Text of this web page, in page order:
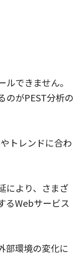
できません。
のがPEST分析の
トレンドに合わ
により、さまざ
るWebサービス
部環境の変化に